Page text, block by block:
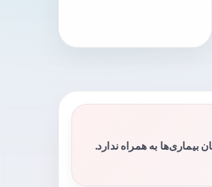
به همراه ندارد.